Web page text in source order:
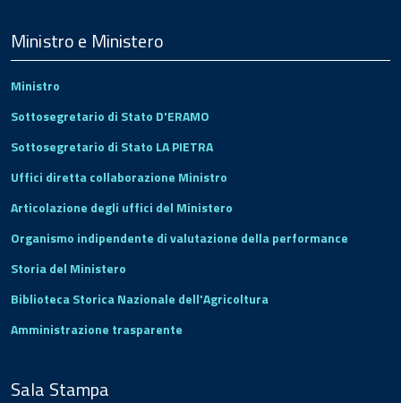
Footer
Ministro e Ministero
Ministro
Sottosegretario di Stato D'ERAMO
Sottosegretario di Stato LA PIETRA
Uffici diretta collaborazione Ministro
Articolazione degli uffici del Ministero
Organismo indipendente di valutazione della performance
Storia del Ministero
Biblioteca Storica Nazionale dell'Agricoltura
Amministrazione trasparente
Sala Stampa